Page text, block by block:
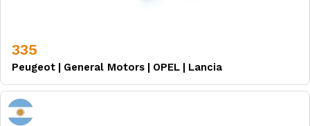
335
Peugeot | General Motors | OPEL | Lancia